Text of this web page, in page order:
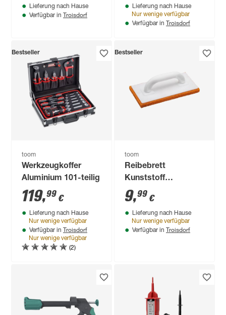
Lieferung nach Hause
Verfügbar in Troisdorf
Lieferung nach Hause
Nur wenige verfügbar
Verfügbar in Troisdorf
Bestseller
toom
Werkzeugkoffer
Aluminium 101-teilig
119,99 €
Lieferung nach Hause
Nur wenige verfügbar
Verfügbar in Troisdorf
Nur wenige verfügbar
(2)
Bestseller
toom
Reibebrett
Kunststoff
Schwammgummi-
Belag 280 x 140 mm
9,99 €
Lieferung nach Hause
Nur wenige verfügbar
Verfügbar in Troisdorf